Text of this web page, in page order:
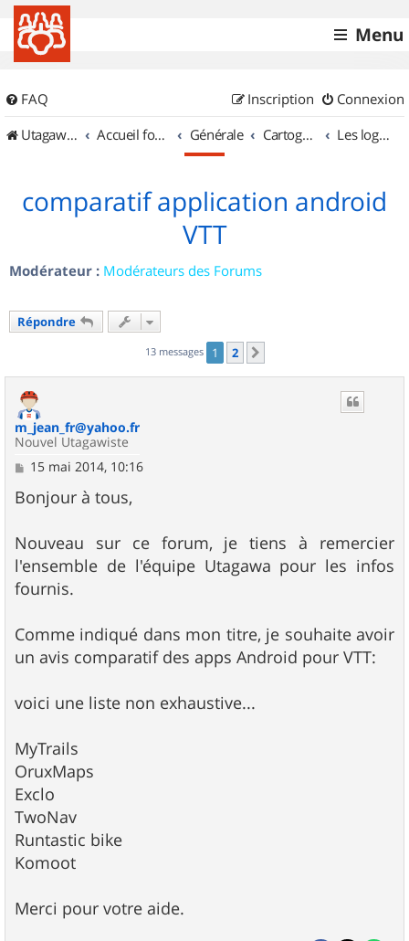
Menu
FAQ Connexion
Inscription
UtagawaVTT (Randos VTT et VTTAE avec traces GPS)
Accueil forum Générale Cartographie et GPS Les logiciels
comparatif application android
VTT
Modérateur : Modérateurs des Forums
Répondre
13 messages 1 2
m_jean_fr@yahoo.fr
Nouvel Utagawiste
M
s
s
g
e
15 mai 2014, 10:16
Bonjour à tous,
Nouveau sur ce forum, je tiens à remercier
l'ensemble de l'équipe Utagawa pour les infos
fournis.
Comme indiqué dans mon titre, je souhaite avoir
un avis comparatif des apps Android pour VTT:
voici une liste non exhaustive...
MyTrails
OruxMaps
Exclo
TwoNav
Runtastic bike
Komoot
Merci pour votre aide.